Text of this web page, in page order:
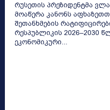
რუსეთის პრეზიდენტმა
მოაწერა კანონს
შეთანხმების
რესპუბლიკის 2026–2030
ეკონომიკური...